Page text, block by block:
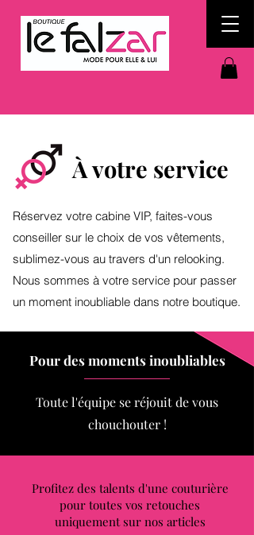
À votre service
Réservez votre cabine VIP, faites-vous
conseiller sur le choix de vos vêtements,
sublimez-vous au travers d'un relooking.
Nous sommes à votre service pour passer
un moment inoubliable dans notre boutique.
Pour des moments inoubliables
Toute l'équipe se réjouit de vous
chouchouter !
Profitez des talents d'une couturière
pour toutes vos retouches
uniquement sur nos articles